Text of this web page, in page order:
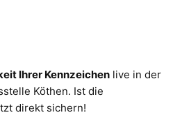
Ihrer Kennzeichen live in der
Köthen. Ist die
direkt sichern!